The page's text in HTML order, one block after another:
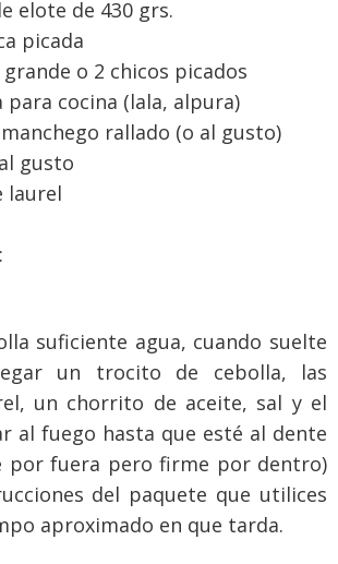
elote de 430 grs.
picada
o 2 chicos picados
para cocina (lala, alpura)
rallado (o al gusto)
gusto
laurel
suficiente agua, cuando suelte
un trocito de cebolla, las
un chorrito de aceite, sal y el
al fuego hasta que esté al dente
por fuera pero firme por dentro)
del paquete que utilices
aproximado en que tarda.